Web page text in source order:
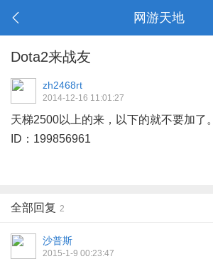
网游天地
Dota2来战友
zh2468rt
2014-12-16 11:01:27
天梯2500以上的来，以下的就不要加了。
ID：199856961
全部回复 2
沙普斯
2015-1-9 00:23:47